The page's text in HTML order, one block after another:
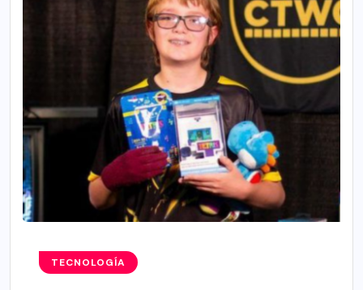
TECNOLOGÍA